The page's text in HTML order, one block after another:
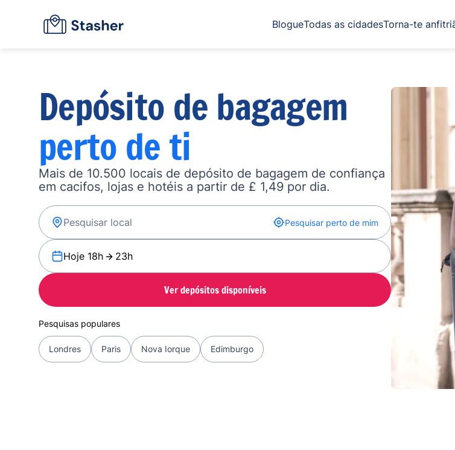
BlogueTodas as cidadesTorna-te
Depósito de bagagem
perto de ti
Mais de 10.500 locais de depósito de bagagem de confiança
em cacifos, lojas e hotéis a partir de £ 1,49 por dia.
Pesquisar perto de mim
Hoje 18h 23h
Ver depósitos disponíveis
Pesquisas populares
Londres Paris Nova Iorque Edimburgo